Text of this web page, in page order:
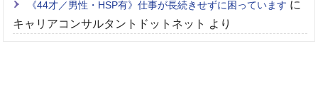
《44才／男性・HSP有》仕事が長続きせずに困っています に
キャリアコンサルタントドットネット より